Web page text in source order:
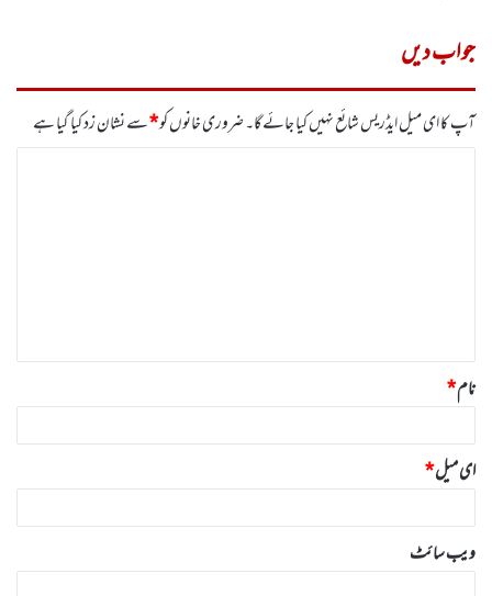
جواب دیں
آپ کا ای میل ایڈریس شائع نہیں کیا جائے گا۔ضروری خانوں کو*سے نشان زد کیا گیا ہے
نام*
ای میل*
ویب‌ سائٹ